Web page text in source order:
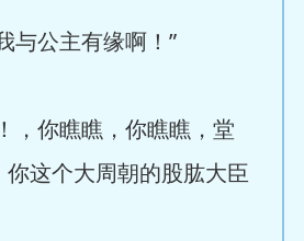
公主有缘啊！”
你瞧瞧，你瞧瞧，堂
这个大周朝的股肱大臣